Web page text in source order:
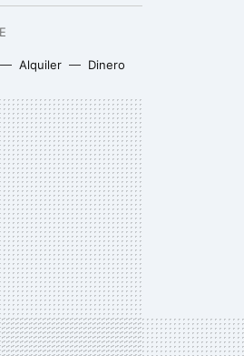
Alquiler Dinero